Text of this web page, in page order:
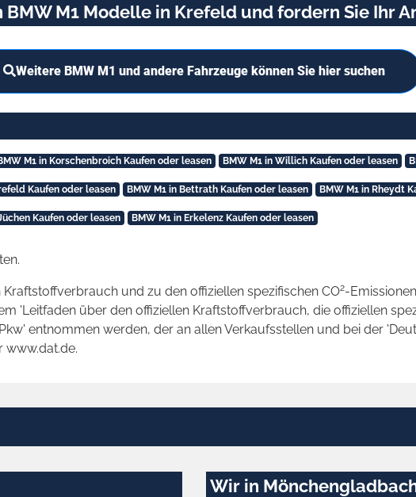
M1 Modelle in Krefeld und fordern Sie Ihr
Weitere BMW M1 und andere Fahrzeuge können Sie hier suchen
M1 in Korschenbroich Kaufen oder leasen BMW M1 in Willich Kaufen oder leasen
Kaufen oder leasen BMW M1 in Bettrath Kaufen oder leasen BMW M1 in Rheydt
Kaufen oder leasen BMW M1 in Erkelenz Kaufen oder leasen
und zu den offiziellen spezifischen CO2-
'Leitfaden über den offiziellen Kraftstoffverbrauch, die offiziellen
entnommen werden, der an allen Verkaufsstellen und bei der
www.dat.de.
Wir in